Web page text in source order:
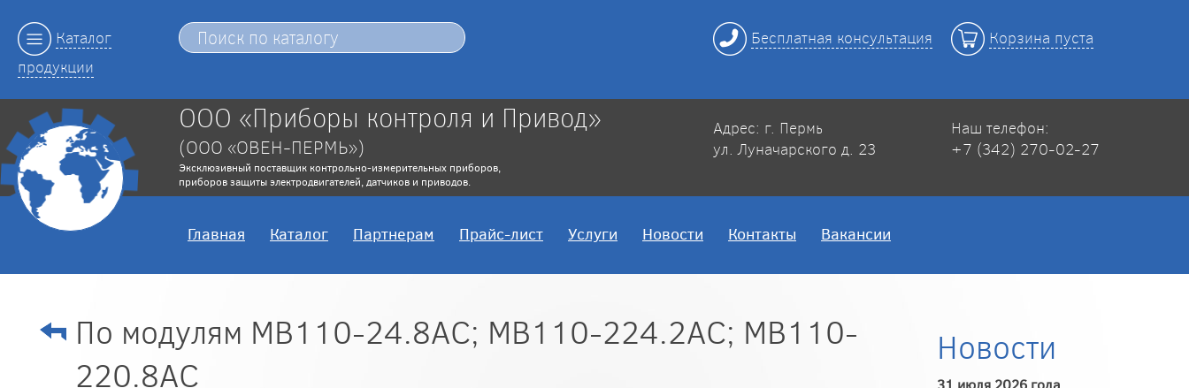
Каталог
продукции
Бесплатная консультация Корзина пуста
ООО «Приборы контроля и Привод»
(ООО «ОВЕН-ПЕРМЬ»)
Эксклюзивный поставщик контрольно-измерительных приборов,
приборов защиты электродвигателей, датчиков и приводов.
Адрес: г. Пермь
ул. Луначарского д. 23
Наш телефон:
+7 (342) 270-02-27
Главная Каталог Партнерам Прайс-лист Услуги Новости Контакты Вакансии
По модулям МВ110-24.8АС; МВ110-224.2АС; МВ110-
220.8АС
Новости
31 июля 2026 года